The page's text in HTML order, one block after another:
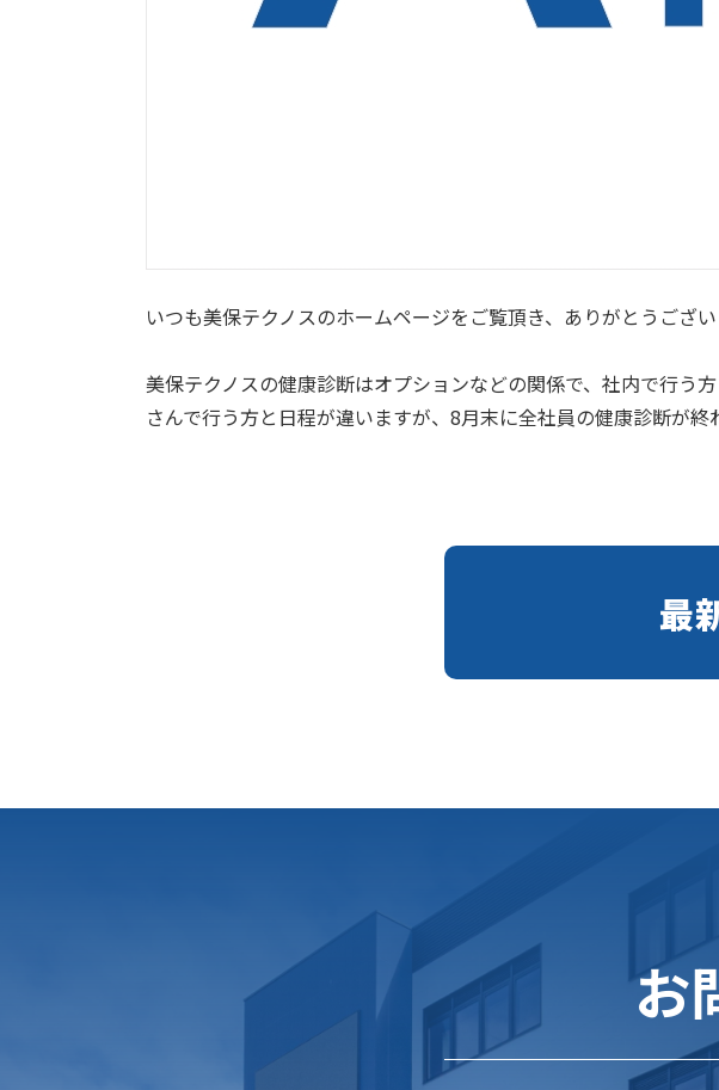
いつも美保テクノスのホームページをご覧頂き、ありがとうござい
美保テクノスの健康診断はオプションなどの関係で、社内で行う
さんで行う方と日程が違いますが、8月末に全社員の健康診断が終
最
お